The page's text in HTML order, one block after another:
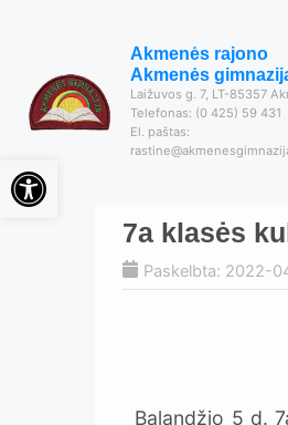
Akmenės rajono
Akmenės
Laižuvos g. 7, LT-85357
Telefonas: (0 425) 59 431
El. paštas:
7a klasės
Paskelbta: 2022-
Balandžio 5 d.
Open toolbar